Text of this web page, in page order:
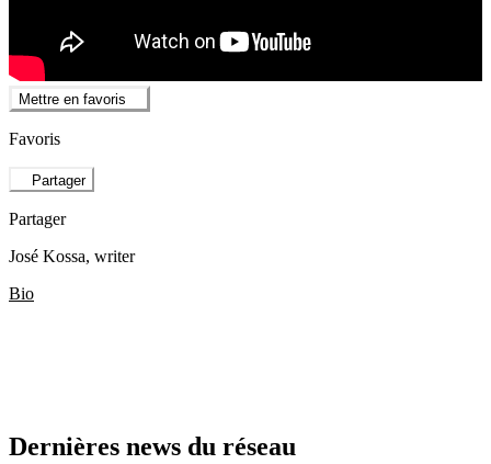
Mettre en favoris
Favoris
Partager
Partager
José Kossa, writer
Bio
Dernières news du réseau